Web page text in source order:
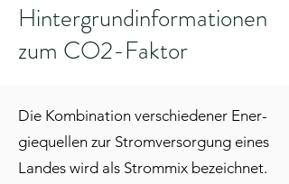
Hintergrundinformationen
zum CO2-Faktor
Die Kom­bi­na­ti­on ver­schie­de­ner En­er­
gie­quel­len zur Strom­ver­sor­gung ei­nes
Lan­des wird als Strom­mix be­zeich­net.